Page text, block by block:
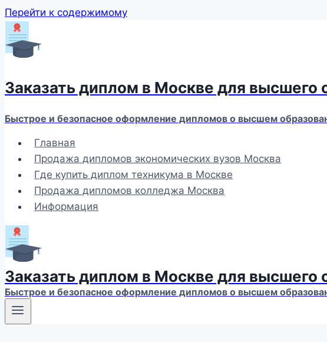
Перейти к содержимому
Заказать диплом в Москве для высшего
Быстрое и безопасное оформление дипломов о высшем
Главная
Продажа дипломов экономических вузов Москва
Где купить диплом техникума в Москве
Продажа дипломов колледжа Москва
Информация
Заказать диплом в Москве для высшего
Быстрое и безопасное оформление дипломов о высшем